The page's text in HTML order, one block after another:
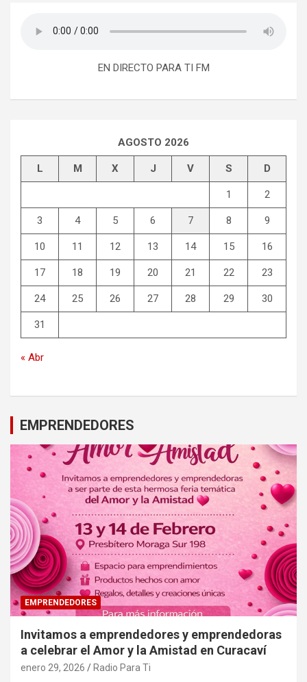
EN DIRECTO PARA TI FM
AGOSTO 2026
L M X J V S D
1 2
3 4 5 6 7 8 9
10 11 12 13 14 15 16
17 18 19 20 21 22 23
24 25 26 27 28 29 30
31
« Abr
EMPRENDEDORES
EMPRENDEDORES
Invitamos a emprendedores y emprendedoras
a celebrar el Amor y la Amistad en Curacaví
enero 29, 2026 Radio Para Ti